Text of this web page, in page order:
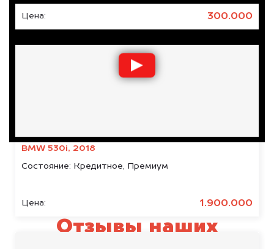
Цена: 300.000
BMW 530i, 2018
Состояние: Кредитное, Премиум
Цена: 1.900.000
Отзывы наших